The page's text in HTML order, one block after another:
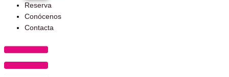
Reserva
Conócenos
Contacta